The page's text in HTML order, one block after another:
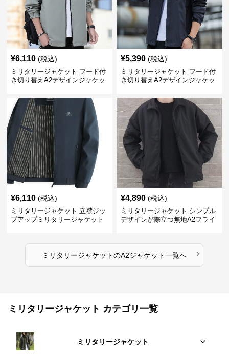
¥6,110 (税込)
ミリタリージャケット フード付
き切り替えA2デザインジャケッ
¥5,390 (税込)
ミリタリージャケット フード付
き切り替えA2デザインジャケッ
¥6,110 (税込)
ミリタリージャケット 立襟ジッ
プアップミリタリージャケット
¥4,890 (税込)
ミリタリージャケット シンプル
デザインが際立つ無地A2フライ
ミリタリージャケットのA2ジャケット一覧へ ›
ミリタリージャケット カテゴリ一覧
ミリタリージャケット